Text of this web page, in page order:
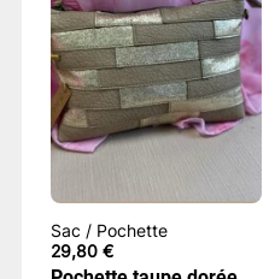
Sac / Pochette
29,80 €